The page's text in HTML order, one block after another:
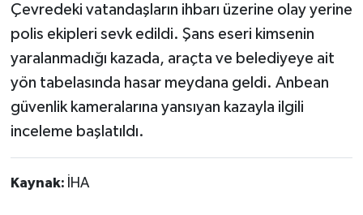
Çevredeki vatandaşların ihbarı üzerine olay yerine
polis ekipleri sevk edildi. Şans eseri kimsenin
yaralanmadığı kazada, araçta ve belediyeye ait
yön tabelasında hasar meydana geldi. Anbean
güvenlik kameralarına yansıyan kazayla ilgili
inceleme başlatıldı.
Kaynak: İHA